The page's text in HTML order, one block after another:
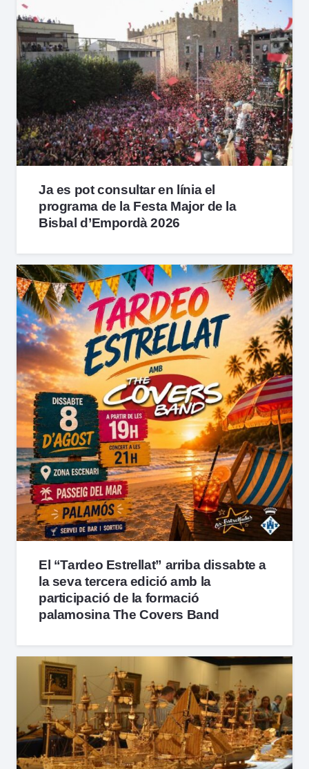
Ja es pot consultar en línia el
programa de la Festa Major de la
Bisbal d’Empordà 2026
El “Tardeo Estrellat” arriba dissabte a
la seva tercera edició amb la
participació de la formació
palamosina The Covers Band